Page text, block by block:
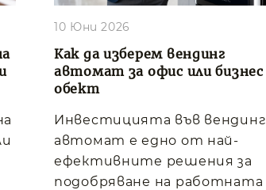
Как да изберем вендинг
автомат за офис или бизнес
обект
10 Юни 2026
Инвестицията във вендинг
автомат е едно от най-
ефективните решения за
подобряване на работната